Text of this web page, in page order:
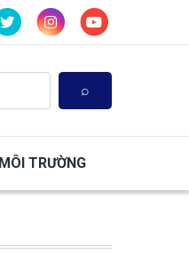
MÔI TRƯỜNG